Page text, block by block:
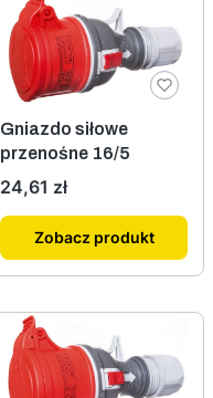
Gniazdo siłowe
przenośne 16/5
Cena
24,61 zł
Zobacz produkt